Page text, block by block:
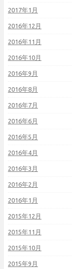
2017年1月
2016年12月
2016年11月
2016年10月
2016年9月
2016年8月
2016年7月
2016年6月
2016年5月
2016年4月
2016年3月
2016年2月
2016年1月
2015年12月
2015年11月
2015年10月
2015年9月